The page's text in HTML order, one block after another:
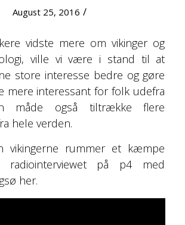
August 25, 2016 /
vidste mere om vikinger og
ville vi være i stand til at
store interesse bedre og gøre
mere interessant for folk udefra
måde også tiltrække flere
hele verden.
vikingerne rummer et kæmpe
radiointerviewet på p4 med
her.